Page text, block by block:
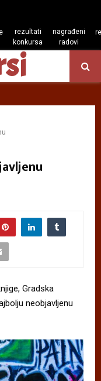
rezultati
konkursa
nagrađeni
radovi
Gradska
neobjavljenu